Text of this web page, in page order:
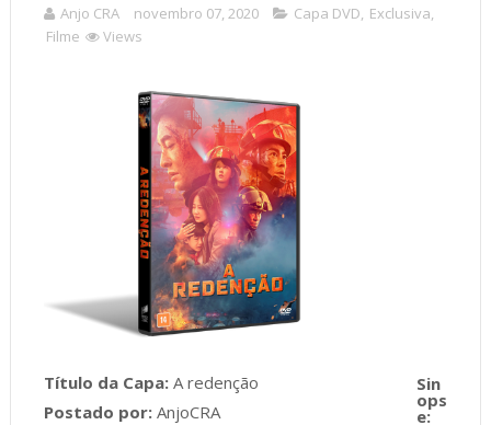
Anjo CRA novembro 07, 2020 Capa DVD, Exclusiva,
Filme
Views
Título da Capa:A redenção
Postado por:AnjoCRA